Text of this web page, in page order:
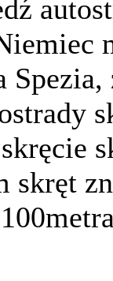
Spezia,
skręt